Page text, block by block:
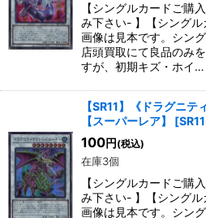
【シングルカードご購
み下さい- 】【シングル
画像は見本です。シン
店頭買取にて良品のみ
すが、初期キズ・ホイ…
【SR11】《ドラグニテ
【スーパーレア】
[
100円 (税込)
在庫3個
【シングルカードご購
み下さい- 】【シングル
画像は見本です。シン